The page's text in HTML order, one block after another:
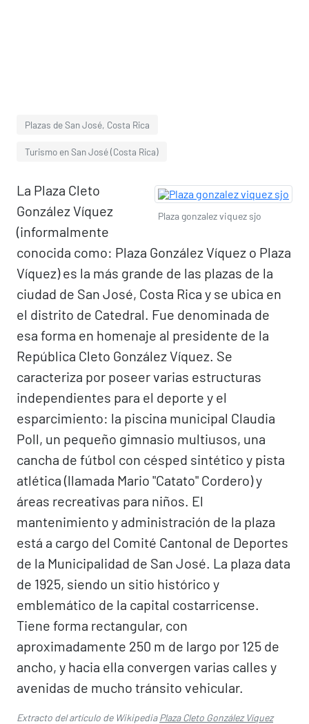
Plazas de San José, Costa Rica
Turismo en San José (Costa Rica)
Plaza gonzalez viquez sjo
La Plaza Cleto
González Víquez
(informalmente
conocida como: Plaza González Víquez o Plaza
Víquez) es la más grande de las plazas de la
ciudad de San José, Costa Rica y se ubica en
el distrito de Catedral. Fue denominada de
esa forma en homenaje al presidente de la
República Cleto González Víquez. Se
caracteriza por poseer varias estructuras
independientes para el deporte y el
esparcimiento: la piscina municipal Claudia
Poll, un pequeño gimnasio multiusos, una
cancha de fútbol con césped sintético y pista
atlética (llamada Mario "Catato" Cordero) y
áreas recreativas para niños. El
mantenimiento y administración de la plaza
está a cargo del Comité Cantonal de Deportes
de la Municipalidad de San José. La plaza data
de 1925, siendo un sitio histórico y
emblemático de la capital costarricense.
Tiene forma rectangular, con
aproximadamente 250 m de largo por 125 de
ancho, y hacia ella convergen varias calles y
avenidas de mucho tránsito vehicular.
Extracto del artículo de WikipediaPlaza Cleto González Víquez